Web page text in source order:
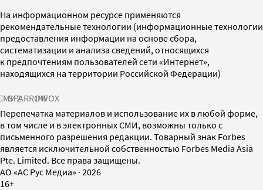
На информационном ресурсе применяются
рекомендательные технологии (информационные технологии
предоставления информации на основе сбора,
систематизации и анализа сведений, относящихся
к предпочтениям пользователей сети «Интернет»,
находящихся на территории Российской Федерации)
SPARROWINFOX
Перепечатка материалов и использование их в любой форме,
в том числе и в электронных СМИ, возможны только с
письменного разрешения редакции. Товарный знак Forbes
является исключительной собственностью Forbes Media Asia
Pte. Limited. Все права защищены.
AO «АС Рус Медиа» · 2026
16+